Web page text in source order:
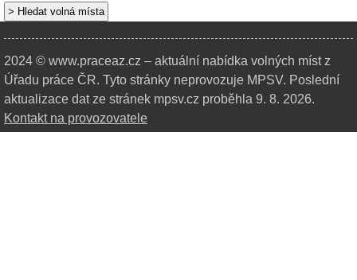
2024 © www.praceaz.cz – aktuální nabídka volných míst z
Úřadu práce ČR. Tyto stránky neprovozuje MPSV. Poslední
aktualizace dat ze stránek mpsv.cz proběhla 9. 8. 2026.
Kontakt na provozovatele